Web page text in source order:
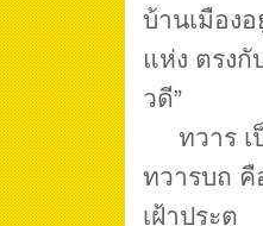
บ้านเมือง
แห่ง ตรงกั
วดี”
ทวาร เป็
ทวารบถ คื
เฝ้าประตู